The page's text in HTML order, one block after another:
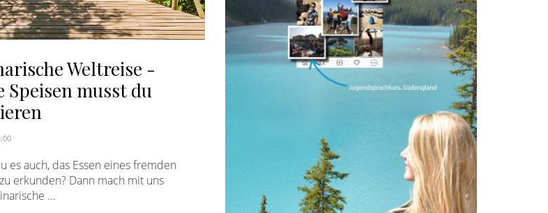
Weltreise -
Speisen musst du
es auch, das Essen eines fremden
erkunden? Dann mach mit uns
...